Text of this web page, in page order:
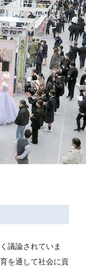
議論されていま
を通して社会に貢